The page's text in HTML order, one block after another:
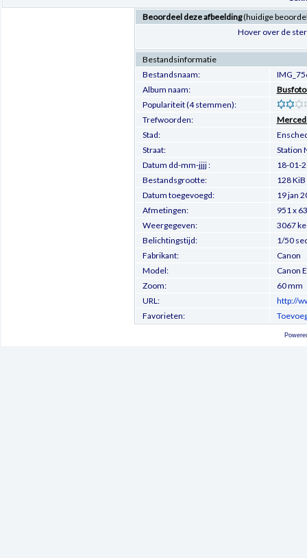
Beoordeel deze afbeelding(huidige
Hover over de
Bestandsinformatie
Bestandsnaam:
Album naam:
Populariteit (4 stemmen):
Trefwoorden:
Stad:
Straat:
Station
Datum dd-mm-jjjj :
18-01-
Bestandsgrootte:
128 KiB
Datum toegevoegd:
19 jan
Afmetingen:
951 x
Weergegeven:
3067
Belichtingstijd:
1/50
Fabrikant:
Canon
Model:
Canon
Zoom:
60 mm
URL:
http://
Favorieten: